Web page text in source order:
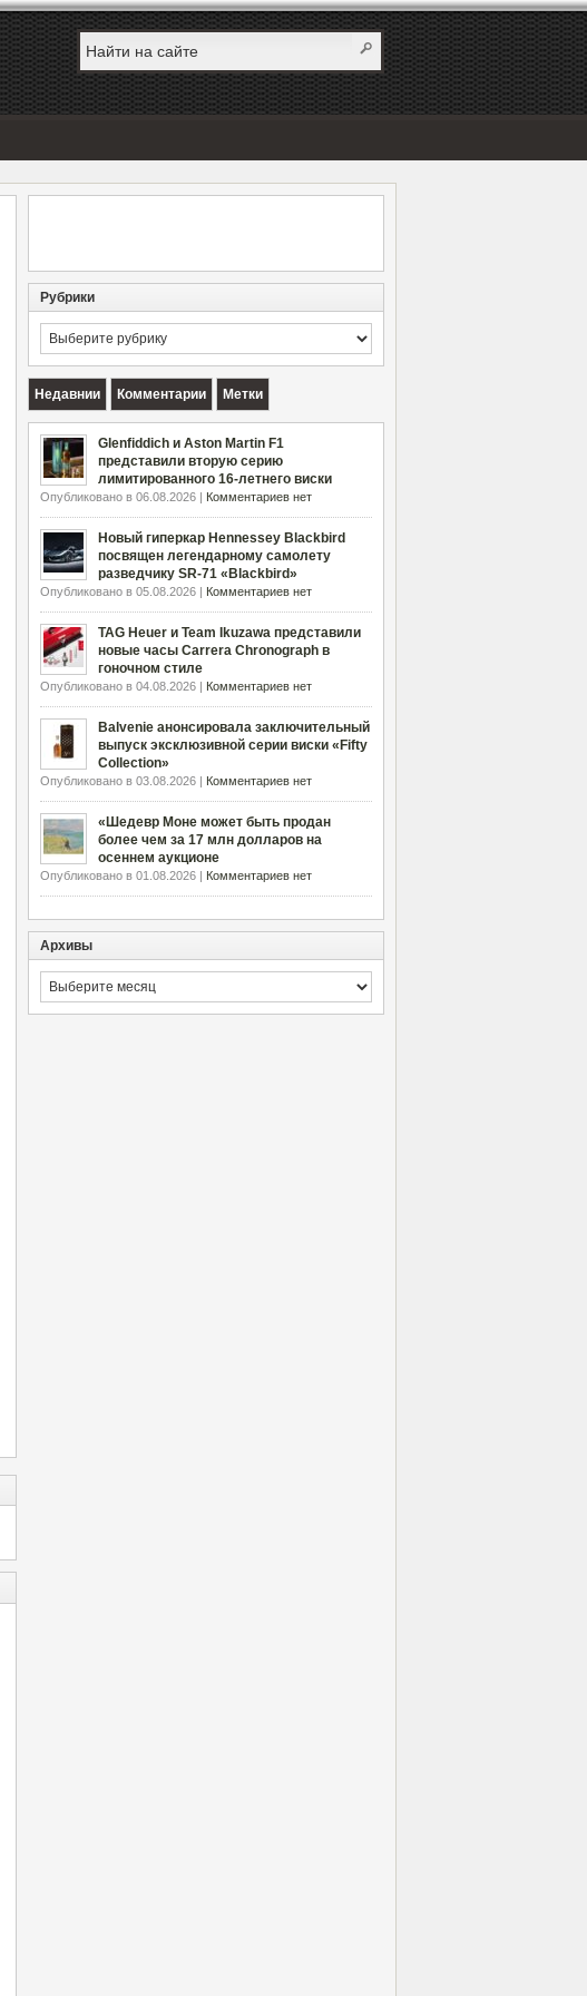
Рубрики
Рубрики
Недавнии Комментарии Метки
Glenfiddich и Aston Martin F1
представили вторую серию
лимитированного 16-летнего виски
Опубликовано в 06.08.2026 | Комментариев нет
Новый гиперкар Hennessey Blackbird
посвящен легендарному самолету
разведчику SR-71 «Blackbird»
Опубликовано в 05.08.2026 | Комментариев нет
TAG Heuer и Team Ikuzawa представили
новые часы Carrera Chronograph в
гоночном стиле
Опубликовано в 04.08.2026 | Комментариев нет
Balvenie анонсировала заключительный
выпуск эксклюзивной серии виски «Fifty
Collection»
Опубликовано в 03.08.2026 | Комментариев нет
«Шедевр Моне может быть продан
более чем за 17 млн долларов на
осеннем аукционе
Опубликовано в 01.08.2026 | Комментариев нет
Архивы
Архивы